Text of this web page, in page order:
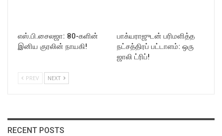
எஸ்.பி.சைலஜா: 80-களின்
இனிய குரலின் நாயகி!
பாக்யராஜுடன் பரிமளித்த
நட்சத்திரப் பட்டாளம்: ஒரு
ஜாலி ட்ரிப்!
PREV NEXT
RECENT POSTS